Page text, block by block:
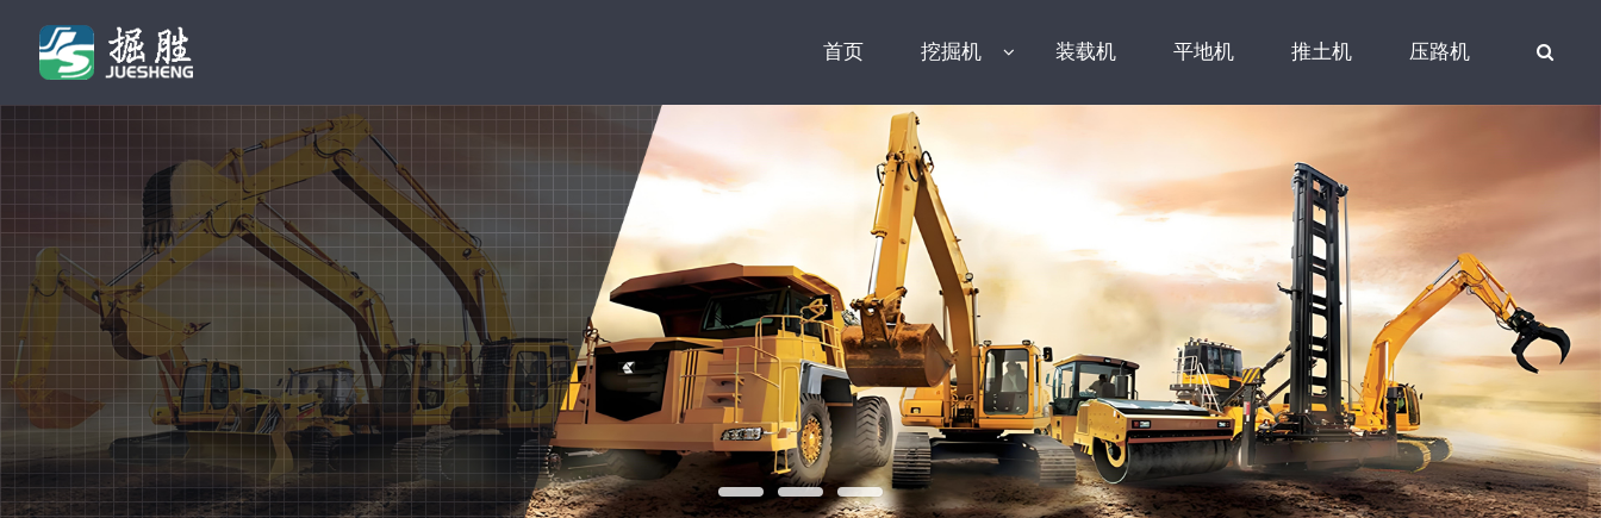
首页 挖掘机 装载机 平地机 推土机 压路机